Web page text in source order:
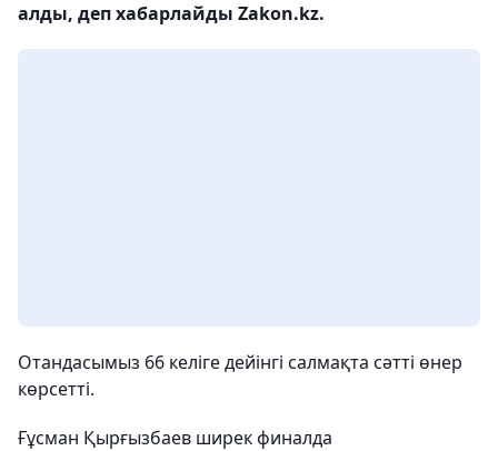
алды, деп хабарлайды Zakon.kz.
Отандасымыз 66 келіге дейінгі салмақта сәтті өнер
көрсетті.
Ғұсман Қырғызбаев ширек финалда